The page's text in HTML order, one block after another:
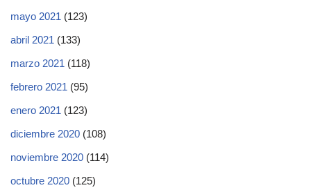
mayo 2021 (123)
abril 2021 (133)
marzo 2021 (118)
febrero 2021 (95)
enero 2021 (123)
diciembre 2020 (108)
noviembre 2020 (114)
octubre 2020 (125)